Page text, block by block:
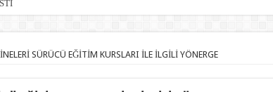
SÜRÜCÜ EĞİTİM KURSLARI İLE İLGİLİ YÖNERGE